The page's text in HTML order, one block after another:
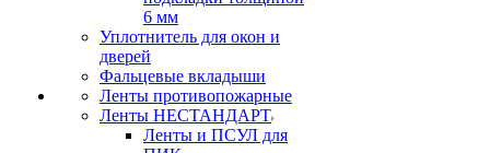
6 мм
Уплотнитель для окон и
дверей
Фальцевые вкладыши
Ленты противопожарные
Ленты НЕСТАНДАРТ
Ленты и ПСУЛ для